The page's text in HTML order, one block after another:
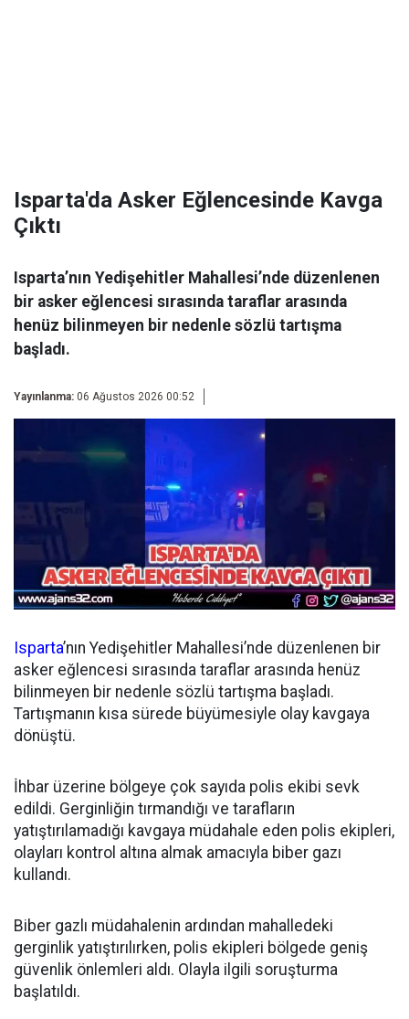
Isparta'da Asker Eğlencesinde Kavga
Çıktı
Isparta’nın Yedişehitler Mahallesi’nde düzenlenen
bir asker eğlencesi sırasında taraflar arasında
henüz bilinmeyen bir nedenle sözlü tartışma
başladı.
Yayınlanma: 06 Ağustos 2026 00:52
Isparta’nın Yedişehitler Mahallesi’nde düzenlenen bir
asker eğlencesi sırasında taraflar arasında henüz
bilinmeyen bir nedenle sözlü tartışma başladı.
Tartışmanın kısa sürede büyümesiyle olay kavgaya
dönüştü.
İhbar üzerine bölgeye çok sayıda polis ekibi sevk
edildi. Gerginliğin tırmandığı ve tarafların
yatıştırılamadığı kavgaya müdahale eden polis ekipleri,
olayları kontrol altına almak amacıyla biber gazı
kullandı.
Biber gazlı müdahalenin ardından mahalledeki
gerginlik yatıştırılırken, polis ekipleri bölgede geniş
güvenlik önlemleri aldı. Olayla ilgili soruşturma
başlatıldı.